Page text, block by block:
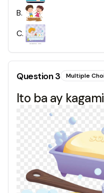
B.
C.
Question3 Multiple
Ito ba ay